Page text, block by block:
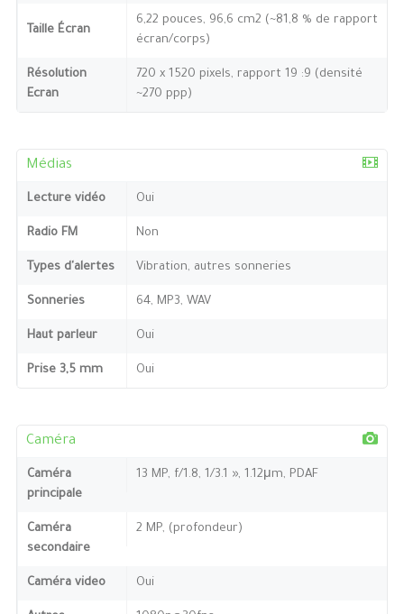
Taille Écran
6,22 pouces, 96,6 cm2 (~81,8 % de rapport
écran/corps)
Résolution
Ecran
720 x 1520 pixels, rapport 19 :9 (densité
~270 ppp)
Médias
Lecture vidéo Oui
Radio FM Non
Types d'alertes Vibration, autres sonneries
Sonneries 64, MP3, WAV
Haut parleur Oui
Prise 3,5 mm Oui
Caméra
Caméra
principale
13 MP, f/1.8, 1/3.1 », 1.12μm, PDAF
Caméra
secondaire
2 MP, (profondeur)
Caméra video Oui